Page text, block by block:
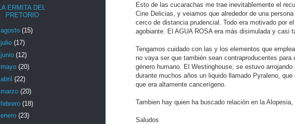
Esto de las cucarachas me trae inevitablemente el
Cine Delicias, y veiamos que alrededor de una
cerco de distancia prudencial. Todo era motivado por
agobiante. El AGUA ROSA era más disimulada y casi
Tengamos cuidado con las y los elementos que
no vaya ser que también sean contraproducentes para
género humano. El Westinghouse, se estuvo
durante muchos años un liquido llamado Pyraleno,
que era altamente cancerígeno.
Tambien hay quien ha buscado relación en la
Saludos
LA ERMITA DEL
PRETORIO
agosto (15)
julio (17)
junio (12)
mayo (20)
abril (22)
marzo (20)
febrero (18)
enero (23)